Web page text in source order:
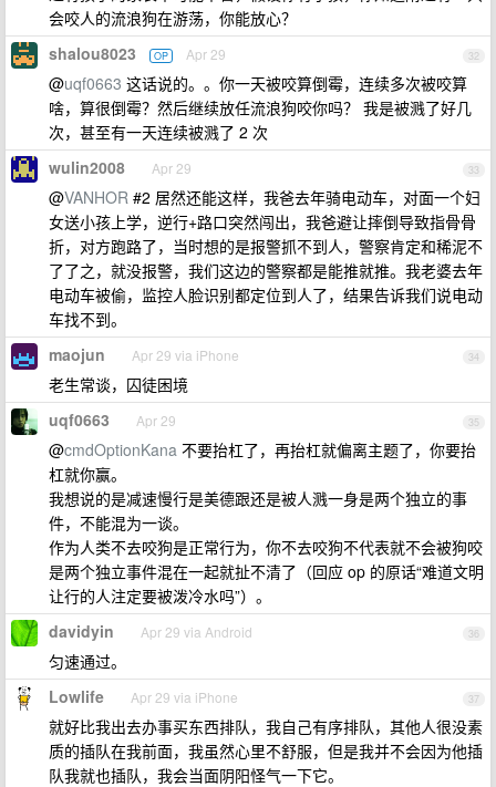
会咬人的流浪狗在游荡，你能放心？
32
shalou8023 OP Apr 29
@uqf0663 这话说的。。你一天被咬算倒霉，连续多次被咬算
啥，算很倒霉？然后继续放任流浪狗咬你吗？ 我是被溅了好几
次，甚至有一天连续被溅了 2 次
33
wulin2008 Apr 29
@VANHOR #2 居然还能这样，我爸去年骑电动车，对面一个妇
女送小孩上学，逆行+路口突然闯出，我爸避让摔倒导致指骨骨
折，对方跑路了，当时想的是报警抓不到人，警察肯定和稀泥不
了了之，就没报警，我们这边的警察都是能推就推。我老婆去年
电动车被偷，监控人脸识别都定位到人了，结果告诉我们说电动
车找不到。
34
maojun Apr 29 via iPhone
老生常谈，囚徒困境
35
uqf0663 Apr 29
@cmdOptionKana 不要抬杠了，再抬杠就偏离主题了，你要抬
杠就你赢。
我想说的是减速慢行是美德跟还是被人溅一身是两个独立的事
件，不能混为一谈。
作为人类不去咬狗是正常行为，你不去咬狗不代表就不会被狗咬
是两个独立事件混在一起就扯不清了（回应 op 的原话“难道文明
让行的人注定要被泼冷水吗”）。
36
davidyin Apr 29 via Android
匀速通过。
37
Lowlife Apr 29 via iPhone
就好比我出去办事买东西排队，我自己有序排队，其他人很没素
质的插队在我前面，我虽然心里不舒服，但是我并不会因为他插
队我就也插队，我会当面阴阳怪气一下它。